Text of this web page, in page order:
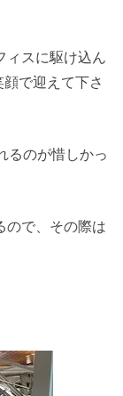
ィスに駆け込ん
で迎えて下さ
るのが惜しかっ
ので、その際は